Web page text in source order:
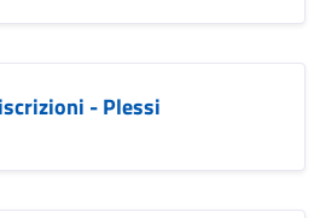
- Plessi